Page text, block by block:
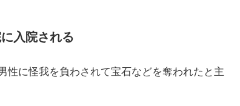
入院される
性に怪我を負わされて宝石などを奪われたと主